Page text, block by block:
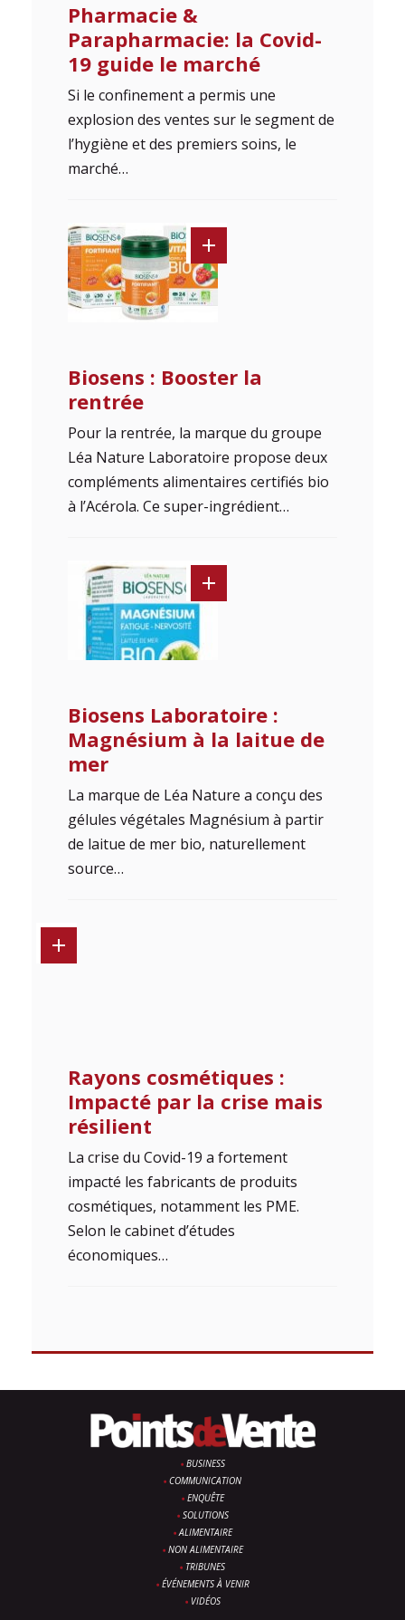
Pharmacie &
Parapharmacie: la Covid-
19 guide le marché
Si le confinement a permis une
explosion des ventes sur le segment de
l’hygiène et des premiers soins, le
marché…
Biosens : Booster la
rentrée
Pour la rentrée, la marque du groupe
Léa Nature Laboratoire propose deux
compléments alimentaires certifiés bio
à l’Acérola. Ce super-ingrédient…
Biosens Laboratoire :
Magnésium à la laitue de
mer
La marque de Léa Nature a conçu des
gélules végétales Magnésium à partir
de laitue de mer bio, naturellement
source…
Rayons cosmétiques :
Impacté par la crise mais
résilient
La crise du Covid-19 a fortement
impacté les fabricants de produits
cosmétiques, notamment les PME.
Selon le cabinet d’études
économiques…
BUSINESS
COMMUNICATION
ENQUÊTE
SOLUTIONS
ALIMENTAIRE
NON ALIMENTAIRE
TRIBUNES
ÉVÉNEMENTS À VENIR
VIDÉOS